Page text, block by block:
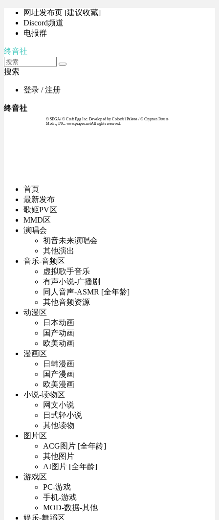
网址发布页 [建议收藏]
Discord频道
电报群
终音社
搜索
登录 / 注册
终音社
© SEGA / © Craft Egg Inc. Developed by Colorful Palette / © Crypton Future
Media, INC. www.piapro.netAll rights reserved.
首页
最新发布
歌姬PV区
MMD区
演唱会
初音未来演唱会
其他演出
音乐-音频区
虚拟歌手音乐
有声小说-广播剧
同人音声-ASMR [全年龄]
其他音频资源
动漫区
日本动画
国产动画
欧美动画
漫画区
日韩漫画
国产漫画
欧美漫画
小说-读物区
网文小说
日式轻小说
其他读物
图片区
ACG图片 [全年龄]
其他图片
AI图片 [全年龄]
游戏区
PC-游戏
手机-游戏
MOD-数据-其他
娱乐-舞蹈区